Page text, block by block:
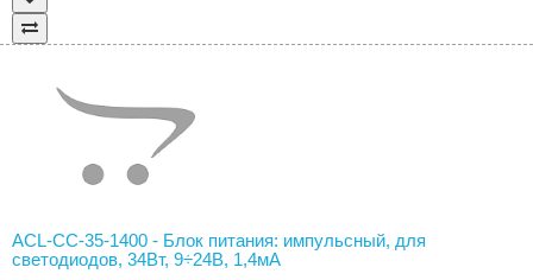
ACL-CC-35-1400 - Блок питания: импульсный, для
светодиодов, 34Вт, 9÷24В, 1,4мА